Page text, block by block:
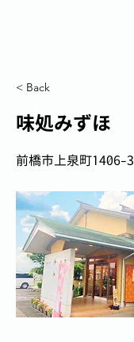
< Back
味処みずほ
前橋市上泉町1406-3